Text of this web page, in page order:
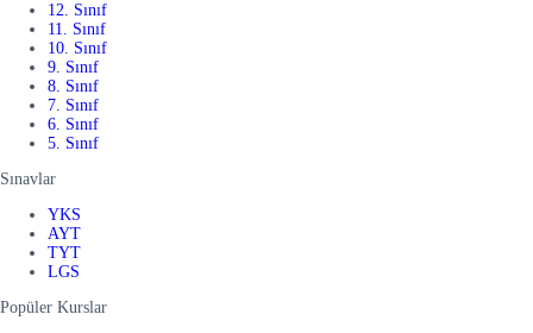
12. Sınıf
11. Sınıf
10. Sınıf
9. Sınıf
8. Sınıf
7. Sınıf
6. Sınıf
5. Sınıf
Sınavlar
YKS
AYT
TYT
LGS
Popüler Kurslar